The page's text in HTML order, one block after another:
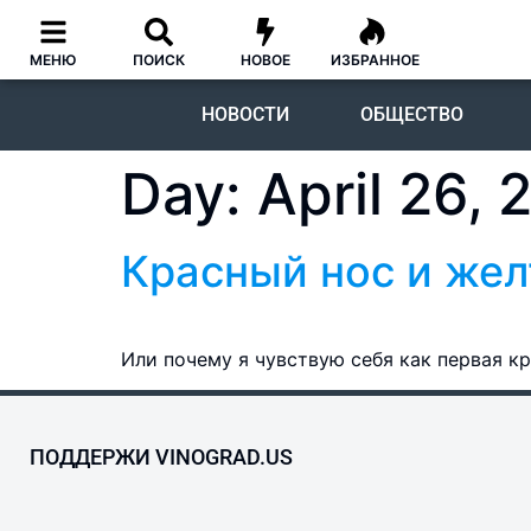
МЕНЮ ПОИСК НОВОЕ ИЗБРАННОЕ
НОВОСТИ ОБЩЕСТВО
Day: April 26,
Красный нос и
Или почему я чувствую себя как первая
ПОДДЕРЖИ VINOGRAD.US